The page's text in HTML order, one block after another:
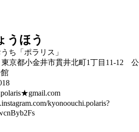
うほう
ち「ポラリス」
東京都小金井市貫井北町1丁目11-12 公
kyonoouchi.polaris?